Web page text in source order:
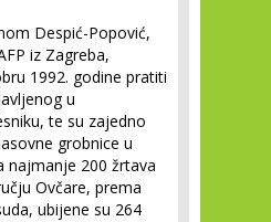
Despić-Popović,
iz Zagreba,
1992. godine pratiti
u
te su zajedno
grobnice u
najmanje 200 žrtava
Ovčare, prema
ubijene su 264